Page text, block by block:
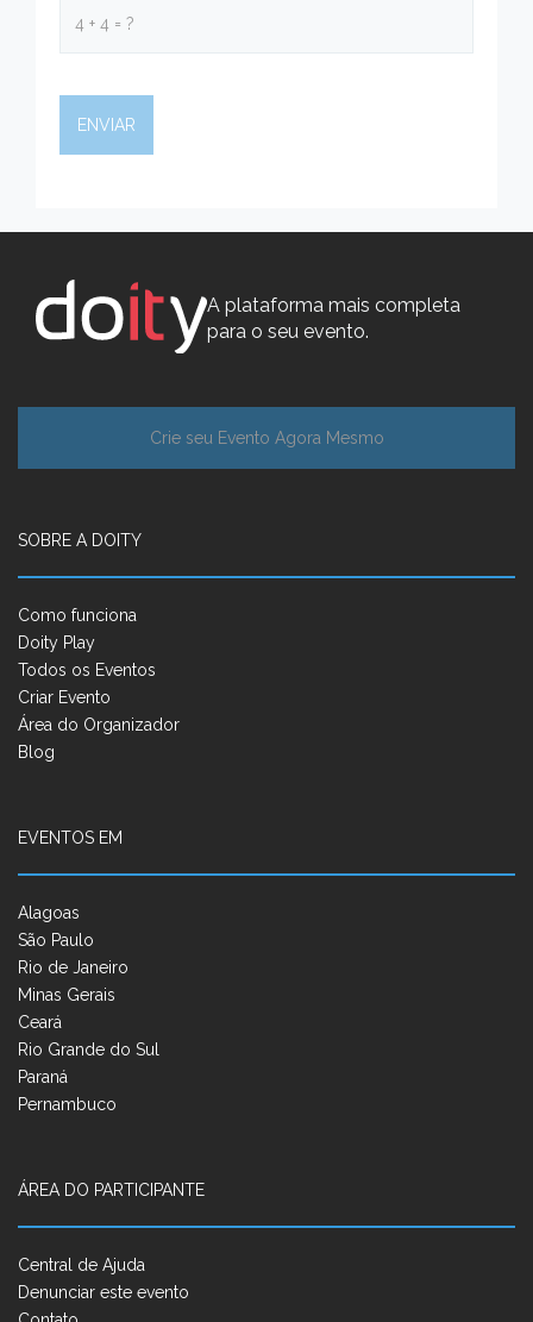
A plataforma mais completa
para o seu evento.
Crie seu Evento Agora Mesmo
SOBRE A DOITY
Como funciona
Doity Play
Todos os Eventos
Criar Evento
Área do Organizador
Blog
EVENTOS EM
Alagoas
São Paulo
Rio de Janeiro
Minas Gerais
Ceará
Rio Grande do Sul
Paraná
Pernambuco
ÁREA DO PARTICIPANTE
Central de Ajuda
Denunciar este evento